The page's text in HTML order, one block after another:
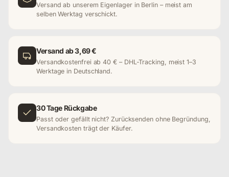
Versand ab unserem Eigenlager in Berlin – meist am
selben Werktag verschickt.
Versand ab 3,69 €
Versandkostenfrei ab 40 € – DHL-Tracking, meist 1–3
Werktage in Deutschland.
30 Tage Rückgabe
Passt oder gefällt nicht? Zurücksenden ohne Begründung,
Versandkosten trägt der Käufer.